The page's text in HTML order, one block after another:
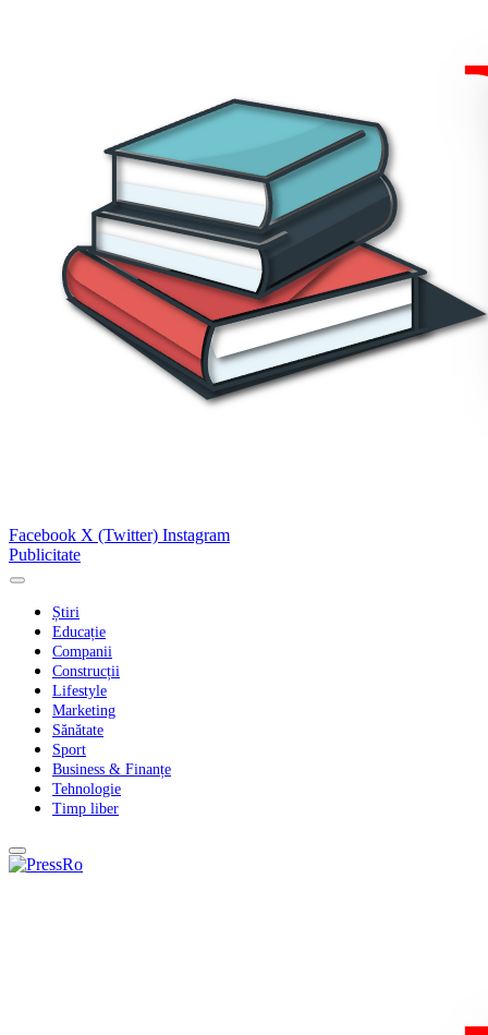
Facebook X (Twitter) Instagram
Publicitate
Știri
Educație
Companii
Construcții
Lifestyle
Marketing
Sănătate
Sport
Business & Finanțe
Tehnologie
Timp liber